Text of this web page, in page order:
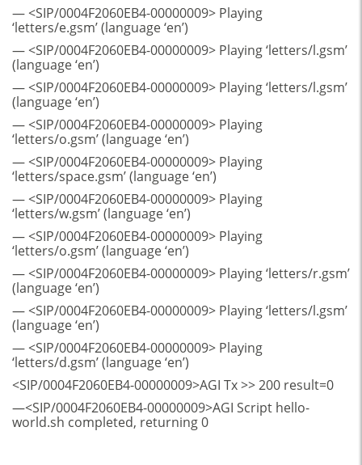
— <SIP/0004F2060EB4-00000009> Playing
‘letters/e.gsm’ (language ‘en’)
— <SIP/0004F2060EB4-00000009> Playing ‘letters/l.gsm’
(language ‘en’)
— <SIP/0004F2060EB4-00000009> Playing ‘letters/l.gsm’
(language ‘en’)
— <SIP/0004F2060EB4-00000009> Playing
‘letters/o.gsm’ (language ‘en’)
— <SIP/0004F2060EB4-00000009> Playing
‘letters/space.gsm’ (language ‘en’)
— <SIP/0004F2060EB4-00000009> Playing
‘letters/w.gsm’ (language ‘en’)
— <SIP/0004F2060EB4-00000009> Playing
‘letters/o.gsm’ (language ‘en’)
— <SIP/0004F2060EB4-00000009> Playing ‘letters/r.gsm’
(language ‘en’)
— <SIP/0004F2060EB4-00000009> Playing ‘letters/l.gsm’
(language ‘en’)
— <SIP/0004F2060EB4-00000009> Playing
‘letters/d.gsm’ (language ‘en’)
<SIP/0004F2060EB4-00000009>AGI Tx >> 200 result=0
—<SIP/0004F2060EB4-00000009>AGI Script hello-
world.sh completed, returning 0